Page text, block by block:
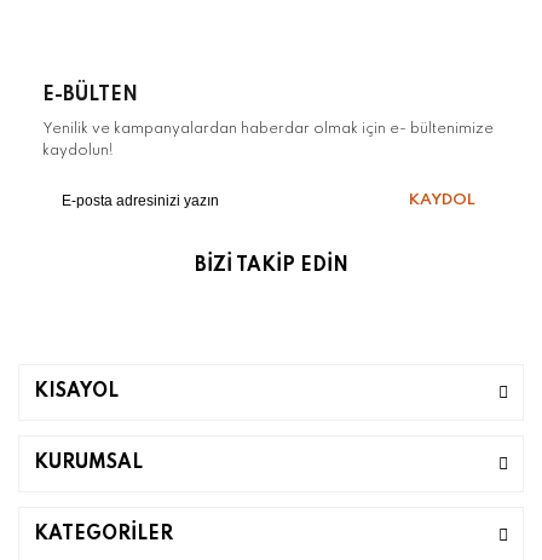
E-BÜLTEN
Yenilik ve kampanyalardan haberdar olmak için e- bültenimize
kaydolun!
KAYDOL
BİZİ TAKİP EDİN
KISAYOL
KURUMSAL
KATEGORİLER